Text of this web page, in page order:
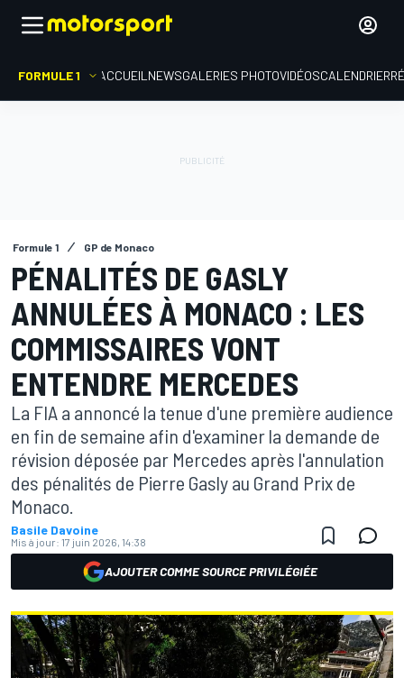
FORMULE 1 ACCUEIL NEWSGALERIES PHOTOVIDÉOSCALENDRIER
Formule 1 GP de Monaco
PÉNALITÉS DE GASLY
ANNULÉES À MONACO : LES
COMMISSAIRES VONT
ENTENDRE MERCEDES
La FIA a annoncé la tenue d'une première audience
en fin de semaine afin d'examiner la demande de
révision déposée par Mercedes après l'annulation
des pénalités de Pierre Gasly au Grand Prix de
Monaco.
Basile Davoine
Mis à jour: 17 juin 2026, 14:38
AJOUTER COMME SOURCE PRIVILÉGIÉE